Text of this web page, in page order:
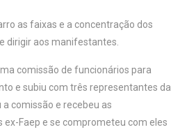
as faixas e a concentração dos
dirigir aos manifestantes.
comissão de funcionários para
e subiu com três representantes da
a comissão e recebeu as
Faep e se comprometeu com eles